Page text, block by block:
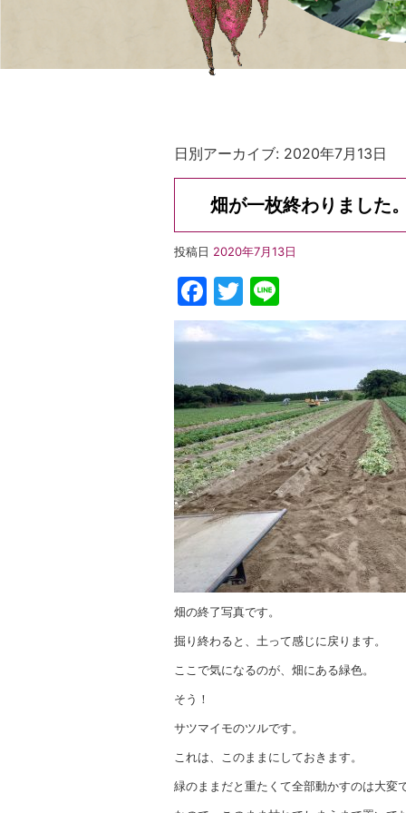
日別アーカイブ: 2020年7月13日
畑が一枚終わりました
投稿日 2020年7月13日
Facebook
Twitter
畑の終了写真です。
掘り終わると、土って感じに戻ります。
ここで気になるのが、畑にある緑色。
そう！
サツマイモのツルです。
これは、このままにしておきます。
緑のままだと重たくて全部動かすのは大変